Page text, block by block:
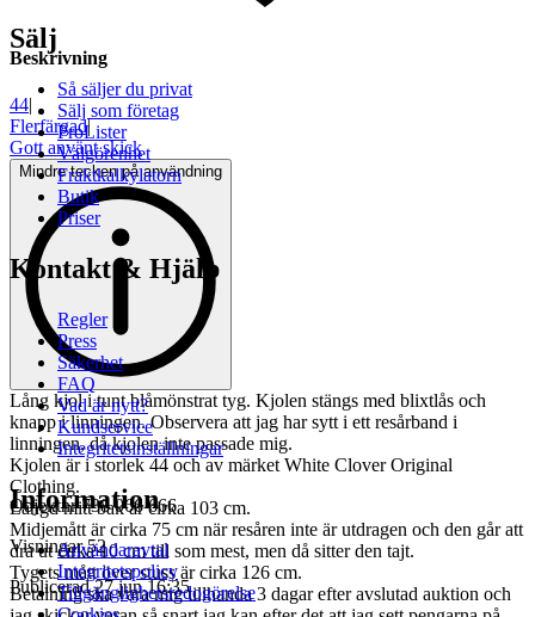
Beskrivning
44|
Flerfärgad|
Gott använt skick
Mindre tecken på användning
Lång kjol i tunt blåmönstrat tyg. Kjolen stängs med blixtlås och
knapp i linningen. Observera att jag har sytt i ett resårband i
linningen, då kjolen inte passade mig.
Kjolen är i storlek 44 och av märket White Clover Original
Clothing.
Längd mitt bak är cirka 103 cm.
Midjemått är cirka 75 cm när resåren inte är utdragen och den går att
dra ut cirka 10 cm till som mest, men då sitter den tajt.
Tygets mått över stuss är cirka 126 cm.
Betalning ska vara mig tillhanda 3 dagar efter avslutad auktion och
Objektnr 738 066 666
Visningar 52
Publicerad 27 jun 16:35
Sälj
Så säljer du privat
Sälj som företag
ProLister
Välgörenhet
Fraktkalkylatorn
Butik
Priser
Kontakt & Hjälp
Regler
Press
Säkerhet
FAQ
Vad är nytt?
Kundservice
Integritetsinställningar
Information
Användaravtal
Integritetspolicy
Tillgänglighetsredogörelse